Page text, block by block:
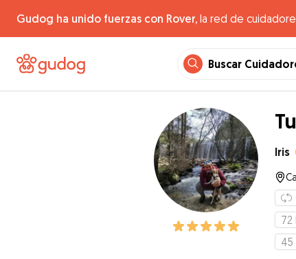
Gudog ha unido fuerzas con Rover, la red de
Buscar
Iris
72
45